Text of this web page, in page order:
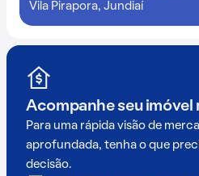
Vila Pirapora, Jundiaí
Acompanhe seu imóvel
Para uma rápida visão de
aprofundada, tenha o que
decisão.